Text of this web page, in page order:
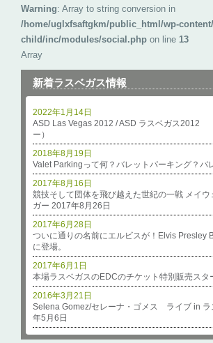
新着ラスベガス情報
ASD Las Vegas 2012 / ASD ラスベガス2012
ー）
2022年1月14日
Valet Parkingって何？バレットパーキング？バ
2018年8月19日
競技そして団体を飛び越えた世紀の一戦 メイウ
ガー 2017年8月26日
2017年8月16日
ついに通りの名前にエルビスが！Elvis Presley
に登場。
2017年6月28日
本場ラスベガスのEDCのチケット特別販売スタ
2017年6月1日
Selena Gomez/セレーナ・ゴメス ライブ in
年5月6日
2016年3月21日
Warning: Array to string conversion in
/home/uglxfsaftgkm/public_html/wp-
child/inc/modules/social.php on line 13
Array